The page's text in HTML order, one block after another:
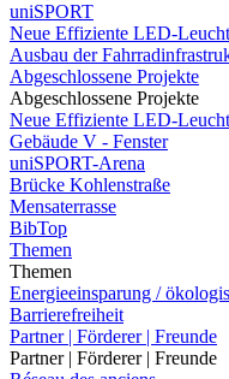
uniSPORT
Neue Effiziente LED-
Ausbau der
Abgeschlossene Projekte
Abgeschlossene Projekte
Neue Effiziente LED-
Gebäude V - Fenster
uniSPORT-Arena
Brücke Kohlenstraße
Mensaterrasse
BibTop
Themen
Themen
Energieeinsparung /
Barrierefreiheit
Partner | Förderer | Freunde
Partner | Förderer | Freunde